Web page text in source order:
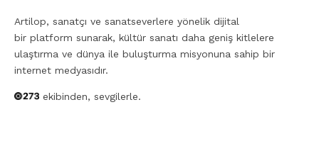
Artilop, sanatçı ve sanatseverlere yönelik dijital
bir platform sunarak, kültür sanatı daha geniş kitlelere
ulaştırma ve dünya ile buluşturma misyonuna sahip bir
internet medyasıdır.
ekibinden, sevgilerle.